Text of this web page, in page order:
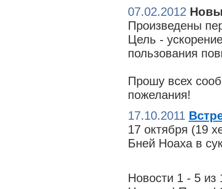
07.02.2012
Произведены
Цель -
пользования
Прошу всех
пожелания!
17.10.2011
17 октября (19
Бней Ноаха в
Новости 1 - 5 из